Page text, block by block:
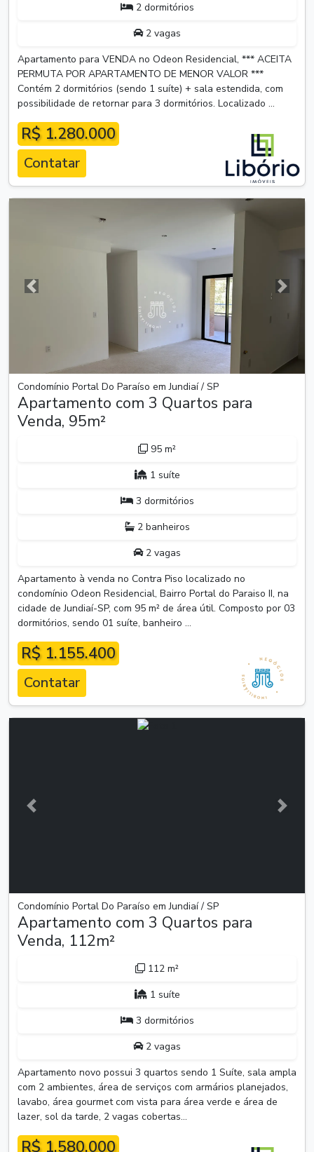
2 dormitórios
2 vagas
Apartamento para VENDA no Odeon Residencial, *** ACEITA
PERMUTA POR APARTAMENTO DE MENOR VALOR ***
Contém 2 dormitórios (sendo 1 suíte) + sala estendida, com
possibilidade de retornar para 3 dormitórios. Localizado ...
R$ 1.280.000
Contatar
Anterior
Condomínio Portal Do Paraíso em Jundiaí / SP
Apartamento com 3 Quartos para
Venda, 95m²
95 m²
1 suíte
3 dormitórios
2 banheiros
2 vagas
Apartamento à venda no Contra Piso localizado no
condomínio Odeon Residencial, Bairro Portal do Paraiso II, na
cidade de Jundiaí-SP, com 95 m² de área útil. Composto por 03
dormitórios, sendo 01 suíte, banheiro ...
R$ 1.155.400
Contatar
Anterior
Condomínio Portal Do Paraíso em Jundiaí / SP
Apartamento com 3 Quartos para
Venda, 112m²
112 m²
1 suíte
3 dormitórios
2 vagas
Apartamento novo possui 3 quartos sendo 1 Suíte, sala ampla
com 2 ambientes, área de serviços com armários planejados,
lavabo, área gourmet com vista para área verde e área de
lazer, sol da tarde, 2 vagas cobertas...
R$ 1.580.000